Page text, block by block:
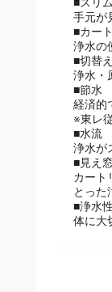
■スリ
手元が
■カー
浄水の
■切替
浄水・
■節水
経済的
※東レ
■水流
浄水が
■見え
カート
とった
■浄水